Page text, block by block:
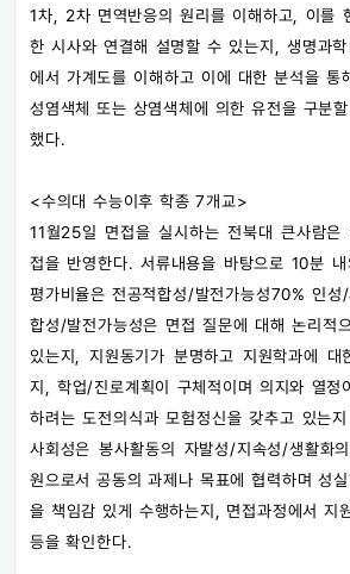
1차, 2차 면역반응의 원리를 이해하고, 이를
한 시사와 연결해 설명할 수 있는지, 생명과학
에서 가계도를 이해하고 이에 대한 분석을 통
성염색체 또는 상염색체에 의한 유전을 구분
했다.
<수의대 수능이후 학종 7개교>
11월25일 면접을 실시하는 전북대 큰사람
접을 반영한다. 서류내용을 바탕으로 10분
평가비율은 전공적합성/발전가능성70% 인
합성/발전가능성은 면접 질문에 대해 논리적
있는지, 지원동기가 분명하고 지원학과에 대
지, 학업/진로계획이 구체적이며 의지와 열정
하려는 도전의식과 모험정신을 갖추고 있는
사회성은 봉사활동의 자발성/지속성/생활화
원으로서 공동의 과제나 목표에 협력하며 성
을 책임감 있게 수행하는지, 면접과정에서 지
등을 확인한다.